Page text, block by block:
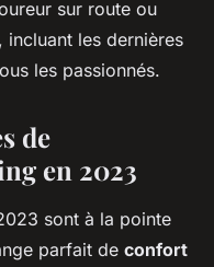
sur route ou
incluant les dernières
les passionnés.
de
en 2023
sont à la pointe
parfait de confort